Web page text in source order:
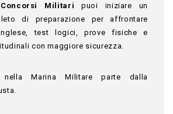
Militari puoi iniziare un
di preparazione per affrontare
test logici, prove fisiche e
con maggiore sicurezza.
Marina Militare parte dalla